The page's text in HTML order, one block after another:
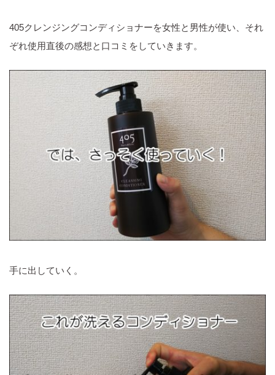
405クレンジングコンディショナーを女性と男性が使い、それ
ぞれ使用直後の感想と口コミをしていきます。
手に出していく。